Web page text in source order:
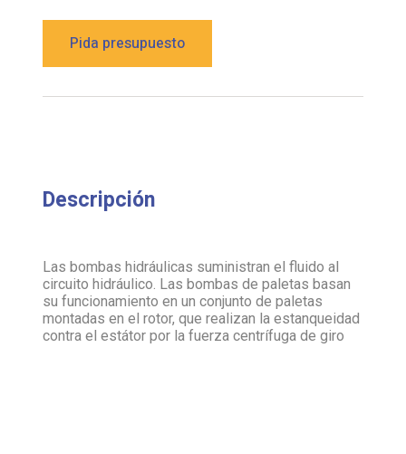
Pida presupuesto
Descripción
Las bombas hidráulicas suministran el fluido al
circuito hidráulico. Las bombas de paletas basan
su funcionamiento en un conjunto de paletas
montadas en el rotor, que realizan la estanqueidad
contra el estátor por la fuerza centrífuga de giro